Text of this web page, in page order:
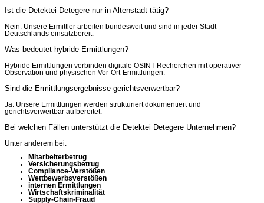
Ist die Detektei Detegere nur in Altenstadt tätig?
Nein. Unsere Ermittler arbeiten bundesweit und sind in jeder Stadt
Deutschlands einsatzbereit.
Was bedeutet hybride Ermittlungen?
Hybride Ermittlungen verbinden digitale OSINT-Recherchen mit operativer
Observation und physischen Vor-Ort-Ermittlungen.
Sind die Ermittlungsergebnisse gerichtsverwertbar?
Ja. Unsere Ermittlungen werden strukturiert dokumentiert und
gerichtsverwertbar aufbereitet.
Bei welchen Fällen unterstützt die Detektei Detegere Unternehmen?
Unter anderem bei:
Mitarbeiterbetrug
Versicherungsbetrug
Compliance-Verstößen
Wettbewerbsverstößen
internen Ermittlungen
Wirtschaftskriminalität
Supply-Chain-Fraud